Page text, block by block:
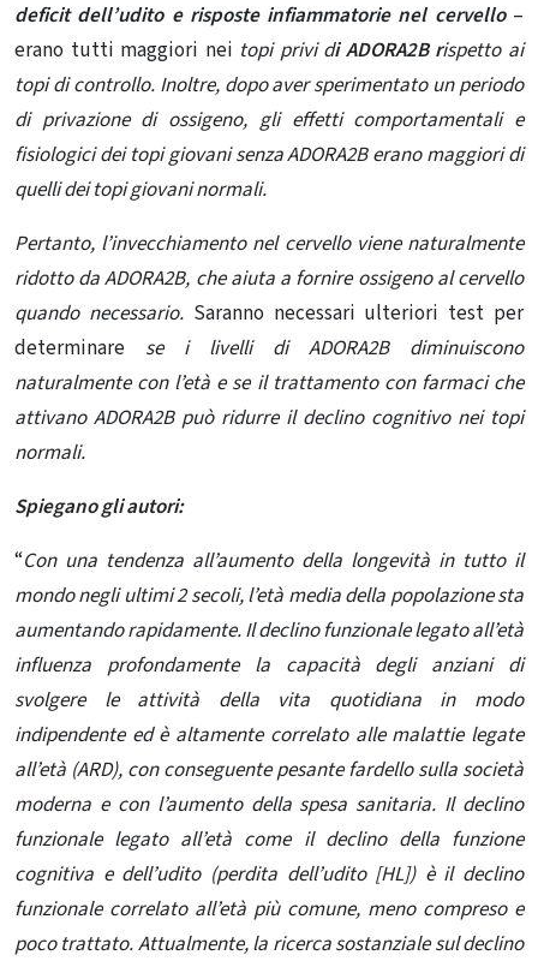
deficit dell’udito e risposte infiammatorienel cervello –
erano tutti maggiori nei topi privi di ADORA2B rispetto ai
topi di controllo. Inoltre, dopo aver sperimentato un periodo
di privazione di ossigeno, gli effetti comportamentali e
fisiologici dei topi giovani senza ADORA2B erano maggiori di
quelli dei topi giovani normali.
Pertanto, l’invecchiamento nel cervello viene naturalmente
ridotto da ADORA2B, che aiuta a fornire ossigeno al cervello
quando necessario. Saranno necessari ulteriori test per
determinare se i livelli di ADORA2B diminuiscono
naturalmente con l’età e se il trattamento con farmaci che
attivano ADORA2B può ridurre il declino cognitivo nei topi
normali.
Spiegano gli autori:
“Con una tendenza all’aumento della longevità in tutto il
mondo negli ultimi 2 secoli, l’età media della popolazione sta
aumentando rapidamente. Il declino funzionale legato all’età
influenza profondamente la capacità degli anziani di
svolgere le attività della vita quotidiana in modo
indipendente ed è altamente correlato alle malattie legate
all’età (ARD), con conseguente pesante fardello sulla società
moderna e con l’aumento della spesa sanitaria. Il declino
funzionale legato all’età come il declino della funzione
cognitiva e dell’udito (perdita dell’udito [HL]) è il declino
funzionale correlato all’età più comune, meno compreso e
poco trattato. Attualmente, la ricerca sostanziale sul declino